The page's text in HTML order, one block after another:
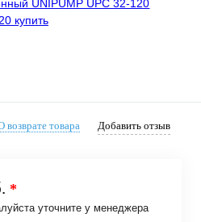
возврате товара Добавить отзыв
*
уточните у менеджера